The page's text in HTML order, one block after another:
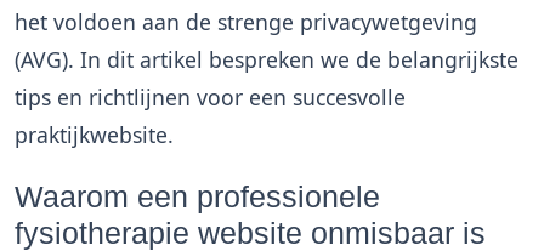
het voldoen aan de strenge privacywetgeving
(AVG). In dit artikel bespreken we de belangrijkste
tips en richtlijnen voor een succesvolle
praktijkwebsite.
Waarom een professionele
fysiotherapie website onmisbaar is